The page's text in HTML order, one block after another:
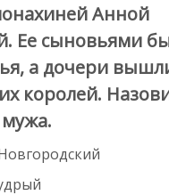
Анной
Ее сыновьями
а дочери
королей.